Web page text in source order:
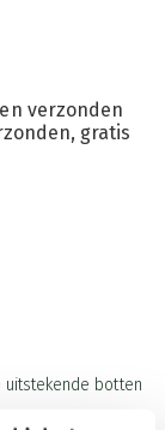
verzonden
gratis
uitstekende botten